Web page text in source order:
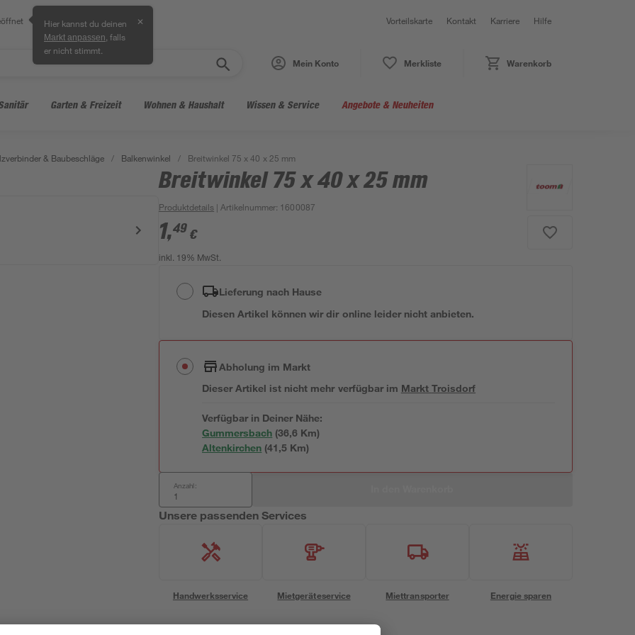
Hier kannst du deinen
Markt anpassen , falls
er nicht stimmt.
✕ Vorteilskarte Kontakt Karriere Hilfe
Mein Konto Merkliste Warenkorb
Garten & Freizeit Wohnen & Haushalt Wissen & Service Angebote & Neuheiten
& Baubeschläge / Balkenwinkel / Breitwinkel 75 x 40 x 25 mm
Breitwinkel 75 x 40 x 25 mm
Produktdetails | Artikelnummer: 1600087
1,49 €
inkl. 19% MwSt.
Lieferung nach Hause
Diesen Artikel können wir dir online leider nicht anbieten.
Abholung im Markt
Dieser Artikel ist nicht mehr verfügbar im Markt Troisdorf
Verfügbar in Deiner Nähe:
Gummersbach (36,6 Km)
Altenkirchen (41,5 Km)
Anzahl:
Unsere passenden Services
Handwerksservice Mietgeräteservice Miettransporter Energie sparen